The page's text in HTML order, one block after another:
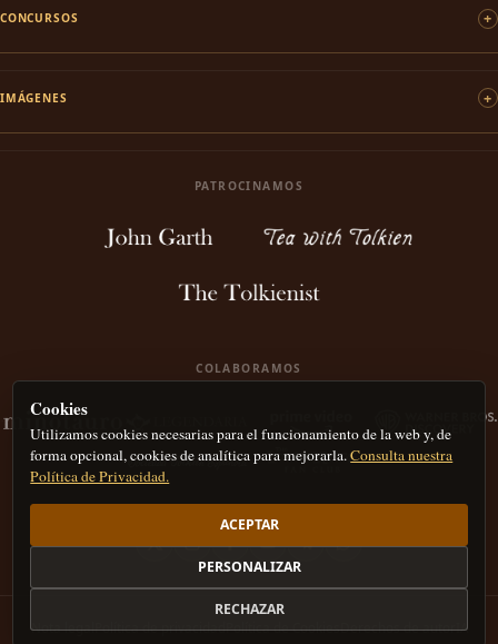
CONCURSOS
IMÁGENES
PATROCINAMOS
COLABORAMOS
Nota legalPolítica de privacidadPolítica de CookiesDerechos de autorIA
Cookies
Utilizamos cookies necesarias para el funcionamiento de la web y, de
forma opcional, cookies de analítica para mejorarla.Consulta nuestra
Política de Privacidad.
ACEPTAR
PERSONALIZAR
RECHAZAR